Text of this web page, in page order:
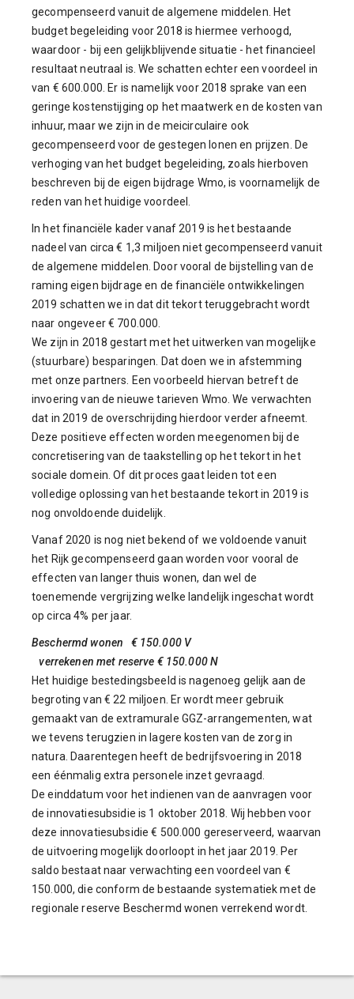
gecompenseerd vanuit de algemene middelen. Het
budget begeleiding voor 2018 is hiermee verhoogd,
waardoor - bij een gelijkblijvende situatie - het financieel
resultaat neutraal is. We schatten echter een voordeel in
van € 600.000. Er is namelijk voor 2018 sprake van een
geringe kostenstijging op het maatwerk en de kosten van
inhuur, maar we zijn in de meicirculaire ook
gecompenseerd voor de gestegen lonen en prijzen. De
verhoging van het budget begeleiding, zoals hierboven
beschreven bij de eigen bijdrage Wmo, is voornamelijk de
reden van het huidige voordeel.
In het financiële kader vanaf 2019 is het bestaande
nadeel van circa € 1,3 miljoen niet gecompenseerd vanuit
de algemene middelen. Door vooral de bijstelling van de
raming eigen bijdrage en de financiële ontwikkelingen
2019 schatten we in dat dit tekort teruggebracht wordt
naar ongeveer € 700.000.
We zijn in 2018 gestart met het uitwerken van mogelijke
(stuurbare) besparingen. Dat doen we in afstemming
met onze partners. Een voorbeeld hiervan betreft de
invoering van de nieuwe tarieven Wmo. We verwachten
dat in 2019 de overschrijding hierdoor verder afneemt.
Deze positieve effecten worden meegenomen bij de
concretisering van de taakstelling op het tekort in het
sociale domein. Of dit proces gaat leiden tot een
volledige oplossing van het bestaande tekort in 2019 is
nog onvoldoende duidelijk.
Vanaf 2020 is nog niet bekend of we voldoende vanuit
het Rijk gecompenseerd gaan worden voor vooral de
effecten van langer thuis wonen, dan wel de
toenemende vergrijzing welke landelijk ingeschat wordt
op circa 4% per jaar.
Beschermd wonen € 150.000 V
verrekenen met reserve € 150.000 N
Het huidige bestedingsbeeld is nagenoeg gelijk aan de
begroting van € 22 miljoen. Er wordt meer gebruik
gemaakt van de extramurale GGZ-arrangementen, wat
we tevens terugzien in lagere kosten van de zorg in
natura. Daarentegen heeft de bedrijfsvoering in 2018
een éénmalig extra personele inzet gevraagd.
De einddatum voor het indienen van de aanvragen voor
de innovatiesubsidie is 1 oktober 2018. Wij hebben voor
deze innovatiesubsidie € 500.000 gereserveerd, waarvan
de uitvoering mogelijk doorloopt in het jaar 2019. Per
saldo bestaat naar verwachting een voordeel van €
150.000, die conform de bestaande systematiek met de
regionale reserve Beschermd wonen verrekend wordt.